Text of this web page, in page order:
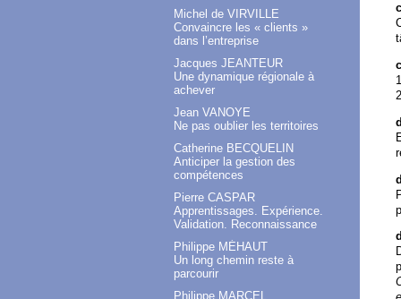
Michel de VIRVILLE
Convaincre les « clients »
dans l’entreprise
Jacques JEANTEUR
Une dynamique régionale à
achever
Jean VANOYE
Ne pas oublier les territoires
Catherine BECQUELIN
Anticiper la gestion des
compétences
Pierre CASPAR
Apprentissages. Expérience.
Validation. Reconnaissance
Philippe MÉHAUT
Un long chemin reste à
parcourir
Philippe MARCEL